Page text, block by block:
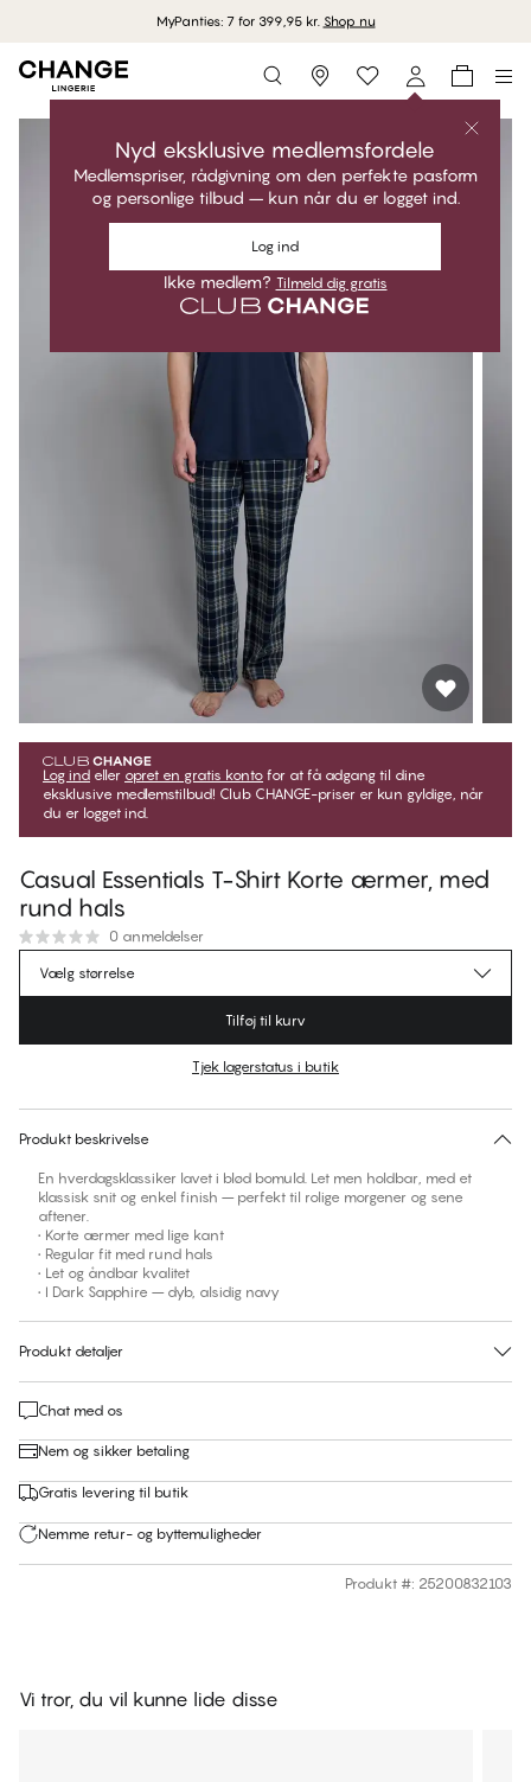
MyPanties: 7 for 399,95 kr. Shop nu
Storefinder
Nyd eksklusive medlemsfordele
Medlemspriser, rådgivning om den perfekte pasform
og personlige tilbud – kun når du er logget ind.
Log ind
Ikke medlem? Tilmeld dig gratis
Log ind eller opret en gratis konto for at få adgang til dine
eksklusive medlemstilbud! Club CHANGE-priser er kun gyldige, når
du er logget ind.
Casual Essentials T-Shirt Korte ærmer, med
rund hals
0 anmeldelser
349,95 kr.Normalpris
Ingen foreslåede størrelse for dette item
Vælg størrelse
Tilføj til kurv
Tjek lagerstatus i butik
Produkt beskrivelse
En hverdagsklassiker lavet i blød bomuld. Let men holdbar, med et
klassisk snit og enkel finish – perfekt til rolige morgener og sene
aftener.
• Korte ærmer med lige kant
• Regular fit med rund hals
• Let og åndbar kvalitet
• I Dark Sapphire – dyb, alsidig navy
Produkt detaljer
Chat med os
Nem og sikker betaling
Gratis levering til butik
Nemme retur- og byttemuligheder
Produkt #: 25200832103
Vi tror, du vil kunne lide disse